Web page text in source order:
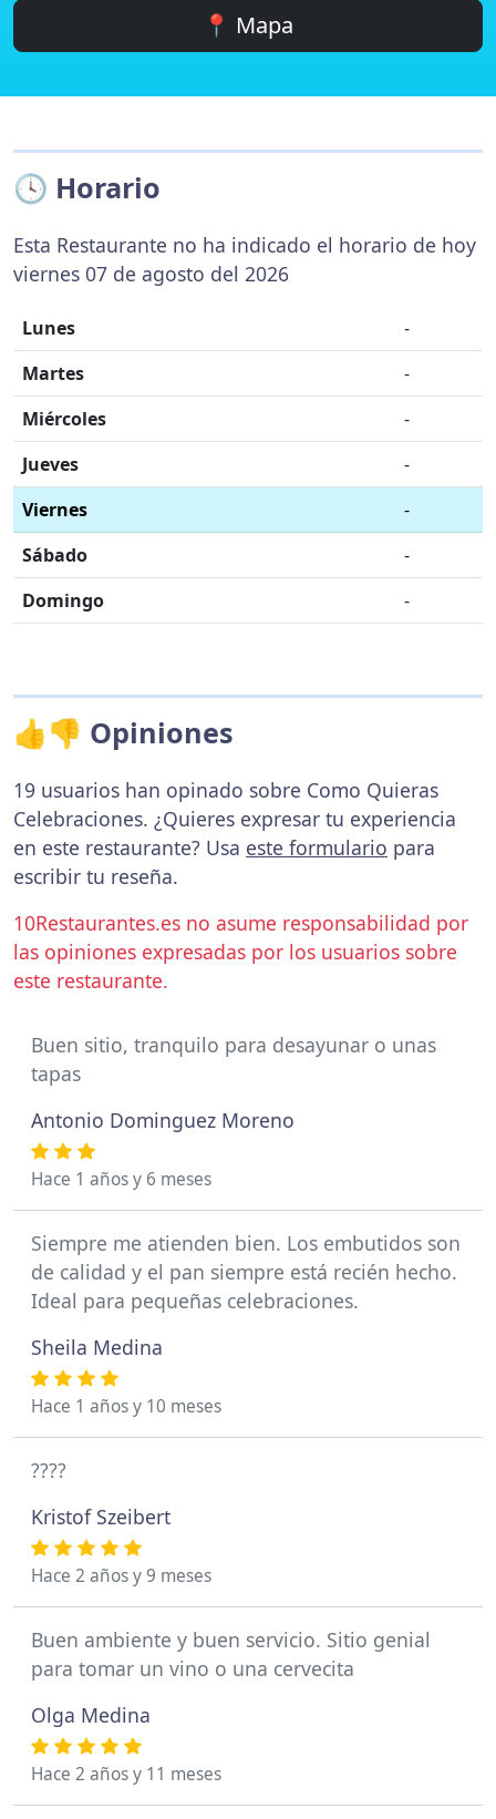
📍 Mapa
🕓 Horario
Esta Restaurante no ha indicado el horario de hoy
viernes 07 de agosto del 2026
Lunes
-
Martes
-
Miércoles
-
Jueves
-
Viernes
-
Sábado
-
Domingo
-
👍👎 Opiniones
19 usuarios han opinado sobre Como Quieras
Celebraciones. ¿Quieres expresar tu experiencia
en este restaurante? Usa este formulario para
escribir tu reseña.
10Restaurantes.es no asume responsabilidad por
las opiniones expresadas por los usuarios sobre
este restaurante.
Buen sitio, tranquilo para desayunar o unas
tapas
Antonio Dominguez Moreno
Hace 1 años y 6 meses
Siempre me atienden bien. Los embutidos son
de calidad y el pan siempre está recién hecho.
Ideal para pequeñas celebraciones.
Sheila Medina
Hace 1 años y 10 meses
????
Kristof Szeibert
Hace 2 años y 9 meses
Buen ambiente y buen servicio. Sitio genial
para tomar un vino o una cervecita
Olga Medina
Hace 2 años y 11 meses